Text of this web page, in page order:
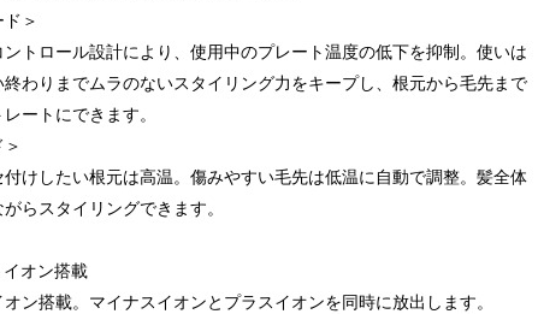
＞
トロール設計により、使用中のプレート温度の低下を抑制。使いは
終わりまでムラのないスタイリング力をキープし、根元から毛先まで
ートにできます。
付けしたい根元は高温。傷みやすい毛先は低温に自動で調整。髪全体
らスタイリングできます。
オン搭載
ン搭載。マイナスイオンとプラスイオンを同時に放出します。